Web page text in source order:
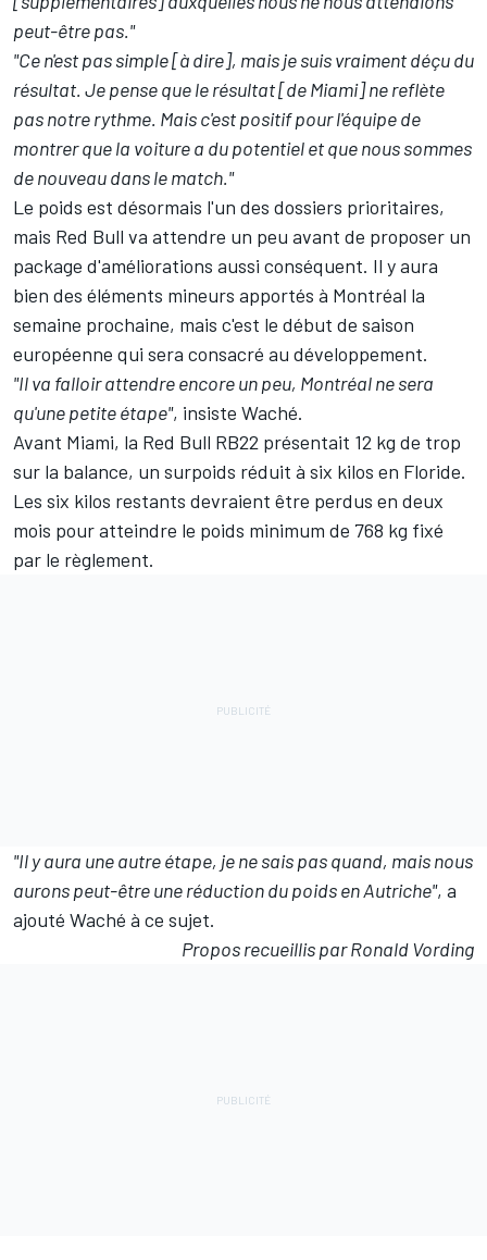
peut-être pas."
"Ce n'est pas simple [à dire], mais je suis vraiment déçu du
résultat. Je pense que le résultat [de Miami] ne reflète
pas notre rythme. Mais c'est positif pour l'équipe de
montrer que la voiture a du potentiel et que nous sommes
de nouveau dans le match."
Le poids est désormais l'un des dossiers prioritaires,
mais Red Bull va attendre un peu avant de proposer un
package d'améliorations aussi conséquent. Il y aura
bien des éléments mineurs apportés à Montréal la
semaine prochaine, mais c'est le début de saison
européenne qui sera consacré au développement.
"Il va falloir attendre encore un peu, Montréal ne sera
qu'une petite étape", insiste Waché.
Avant Miami, la Red Bull RB22 présentait 12 kg de trop
sur la balance, un surpoids réduit à six kilos en Floride.
Les six kilos restants devraient être perdus en deux
mois pour atteindre le poids minimum de 768 kg fixé
par le règlement.
"Il y aura une autre étape, je ne sais pas quand, mais nous
aurons peut-être une réduction du poids en Autriche", a
ajouté Waché à ce sujet.
Propos recueillis par Ronald Vording